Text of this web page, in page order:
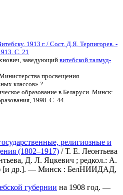
1913 г. / Сост. Д.Я. Терпигорев. -
С. 21
заведующий витебской талмуд-
просвещения
классов» ?
образование в Беларуси. Минск:
1998. С. 44.
религиозные и
(1802–1917) / Т. Е. Леонтьева
Д. Л. Яцкевич ; редкол.: А.
[и др.]. — Минск : БелНИИДАД,
губернии на 1908 год. —